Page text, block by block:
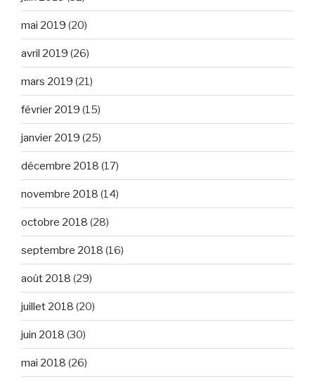
mai 2019 (20)
avril 2019 (26)
mars 2019 (21)
février 2019 (15)
janvier 2019 (25)
décembre 2018 (17)
novembre 2018 (14)
octobre 2018 (28)
septembre 2018 (16)
août 2018 (29)
juillet 2018 (20)
juin 2018 (30)
mai 2018 (26)